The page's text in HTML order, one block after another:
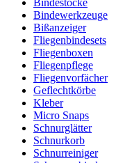
Bindewerkzeuge
Bißanzeiger
Fliegenbindesets
Fliegenboxen
Fliegenpflege
Fliegenvorfächer
Geflechtkörbe
Kleber
Micro Snaps
Schnurglätter
Schnurkorb
Schnurreiniger